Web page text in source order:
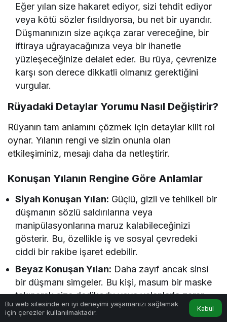
Eğer yılan size hakaret ediyor, sizi tehdit ediyor
veya kötü sözler fısıldıyorsa, bu net bir uyarıdır.
Düşmanınızın size açıkça zarar vereceğine, bir
iftiraya uğrayacağınıza veya bir ihanetle
yüzleşeceğinize delalet eder. Bu rüya, çevrenize
karşı son derece dikkatli olmanız gerektiğini
vurgular.
Rüyadaki Detaylar Yorumu Nasıl Değiştirir?
Rüyanın tam anlamını çözmek için detaylar kilit rol
oynar. Yılanın rengi ve sizin onunla olan
etkileşiminiz, mesajı daha da netleştirir.
Konuşan Yılanın Rengine Göre Anlamlar
Siyah Konuşan Yılan: Güçlü, gizli ve tehlikeli bir
düşmanın sözlü saldırılarına veya
manipülasyonlarına maruz kalabileceğinizi
gösterir. Bu, özellikle iş ve sosyal çevredeki
ciddi bir rakibe işaret edebilir.
Beyaz Konuşan Yılan: Daha zayıf ancak sinsi
bir düşmanı simgeler. Bu kişi, masum bir maske
takınarak size dedikodu veya yalanlarla zarar
vermeye çalışabilir.
Bu web sitesinde en iyi deneyimi yaşamanızı sağlamak
için çerezler kullanılmaktadır.
Kabul
Anasayfa Hesabım